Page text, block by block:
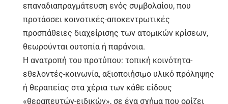
επαναδιαπραγμάτευση ενός συμβολαίου, που
προτάσσει κοινοτικές-αποκεντρωτικές
προσπάθειες διαχείρισης των ατομικών κρίσεων,
θεωρούνται ουτοπία ή παράνοια.
Η ανατροπή του προτύπου: τοπική κοινότητα-
εθελοντές-κοινωνία, αξιοποιήσιμο υλικό πρόληψης
ή θεραπείας στα χέρια των κάθε είδους
«θεραπευτών-ειδικών», σε ένα σχήμα που ορίζει